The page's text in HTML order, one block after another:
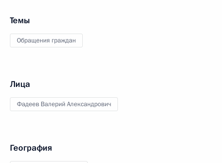
Темы
Обращения граждан
Лица
Фадеев Валерий Александрович
География